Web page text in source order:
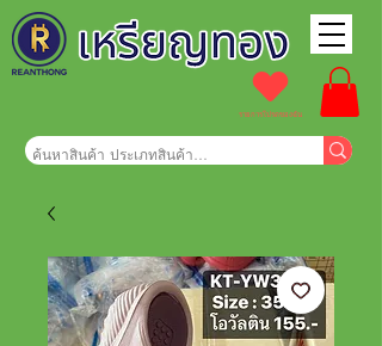
รายการโปรดของฉัน